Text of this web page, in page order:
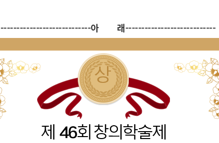
----------------------------아 래----------------------------